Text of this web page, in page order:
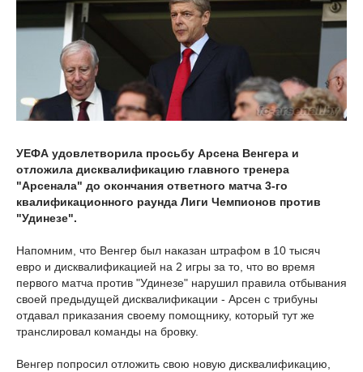
УЕФА удовлетворила просьбу Арсена Венгера и
отложила дисквалификацию главного тренера
"Арсенала" до окончания ответного матча 3-го
квалификационного раунда Лиги Чемпионов против
"Удинезе".
Напомним, что Венгер был наказан штрафом в 10 тысяч
евро и дисквалификацией на 2 игры за то, что во время
первого матча против "Удинезе" нарушил правила отбывания
своей предыдущей дисквалификации - Арсен с трибуны
отдавал приказания своему помощнику, который тут же
транслировал команды на бровку.
Венгер попросил отложить свою новую дисквалификацию,